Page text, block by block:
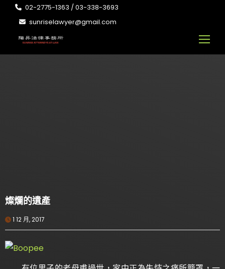
02-2775-1363 / 03-338-3693
sunriselawyer@gmail.com
燦爛的遺產
1 12 月, 2017